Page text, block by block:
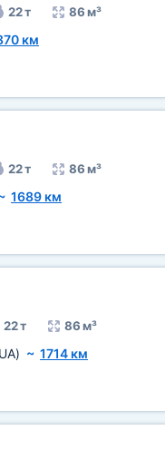
22 т 86 м³
км
22 т 86 м³
1689 км
22 т 86 м³
~ 1714 км